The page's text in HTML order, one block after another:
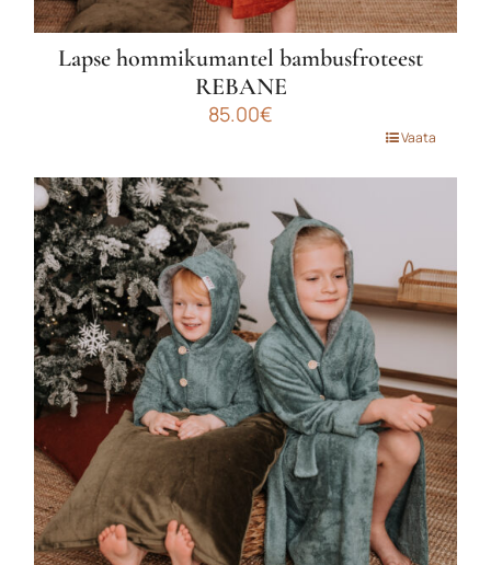
Lapse hommikumantel bambusfroteest
REBANE
85.00€
on
mitu
varianti.
Valikuid
saab
teha
tootelehel.
Vaata